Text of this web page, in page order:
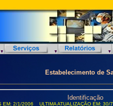
Estabelecimento de
Identificação
EM: 2/1/2006 ULTIMA ATUALIZAÇÃO EM: